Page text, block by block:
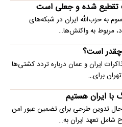
تقطیع شده و جعلی است
به حزب‌الله ایران در شبکه‌های
مربوط به واکنش‌ها…
چقدر است؟
ایران و عمان درباره تردد کشتی‌ها
برای…
با ایران هستیم
تدوین طرحی برای تضمین عبور امن
تعهد ایران به…